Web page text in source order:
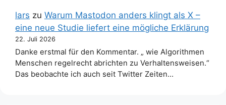
lars zu Warum Mastodon anders klingt als X –
eine neue Studie liefert eine mögliche Erklärung
22. Juli 2026
Danke erstmal für den Kommentar. „ wie Algorithmen
Menschen regelrecht abrichten zu Verhaltensweisen.“
Das beobachte ich auch seit Twitter Zeiten…